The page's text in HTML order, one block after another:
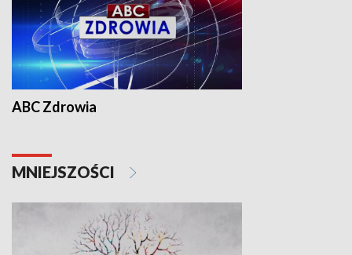
ABC Zdrowia
MNIEJSZOŚCI